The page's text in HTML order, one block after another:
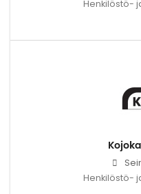
Henkilöstö-
Henkilöstö-